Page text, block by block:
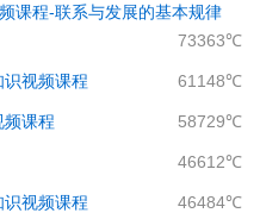
课程-​联系与发展的基本规律
73363℃
视频课程 61148℃
课程 58729℃
46612℃
视频课程 46484℃